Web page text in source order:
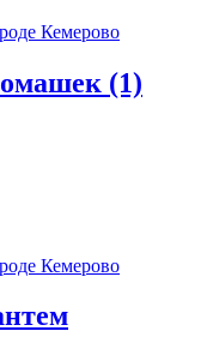
(1)